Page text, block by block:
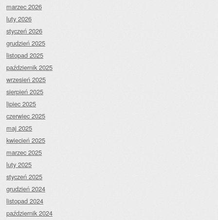
marzec 2026
luty 2026
styczeń 2026
grudzień 2025
listopad 2025
październik 2025
wrzesień 2025
sierpień 2025
lipiec 2025
czerwiec 2025
maj 2025
kwiecień 2025
marzec 2025
luty 2025
styczeń 2025
grudzień 2024
listopad 2024
październik 2024